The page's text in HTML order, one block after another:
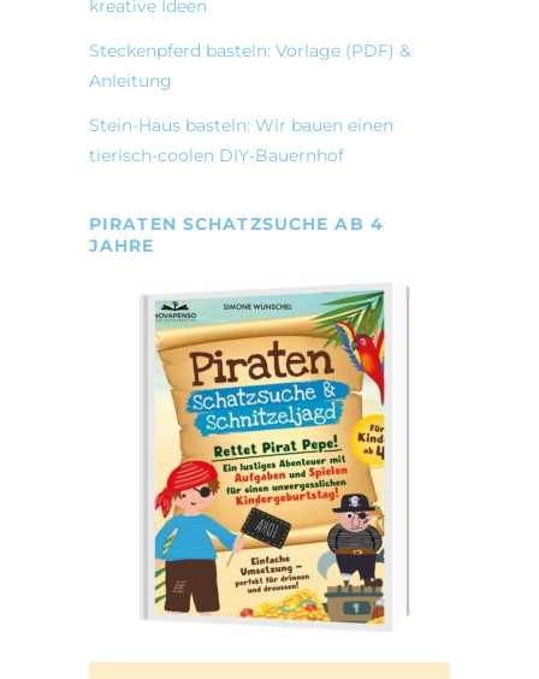
kreative Ideen
Steckenpferd basteln: Vorlage (PDF) &
Anleitung
Stein-Haus basteln: Wir bauen einen
tierisch-coolen DIY-Bauernhof
PIRATEN SCHATZSUCHE AB 4
JAHRE